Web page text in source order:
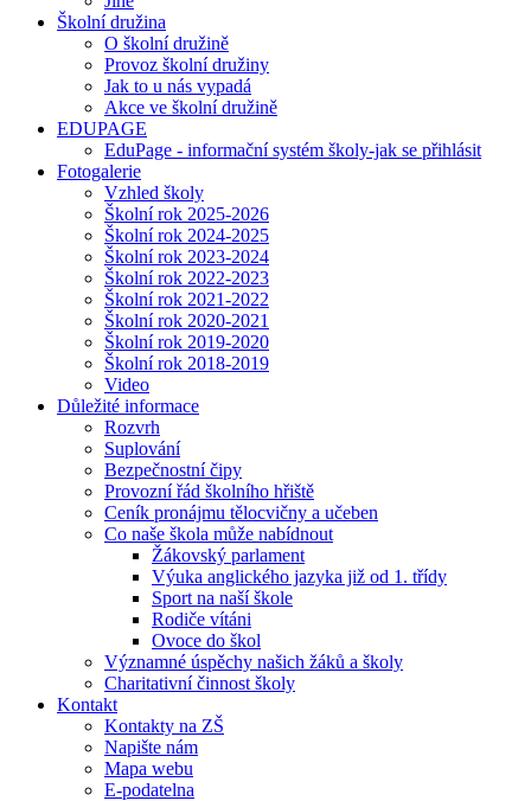
Školní družina
O školní družině
Provoz školní družiny
Jak to u nás vypadá
Akce ve školní družině
EDUPAGE
EduPage - informační systém školy-jak se přihlásit
Fotogalerie
Vzhled školy
Školní rok 2025-2026
Školní rok 2024-2025
Školní rok 2023-2024
Školní rok 2022-2023
Školní rok 2021-2022
Školní rok 2020-2021
Školní rok 2019-2020
Školní rok 2018-2019
Video
Důležité informace
Rozvrh
Suplování
Bezpečnostní čipy
Provozní řád školního hřiště
Ceník pronájmu tělocvičny a učeben
Co naše škola může nabídnout
Žákovský parlament
Výuka anglického jazyka již od 1. třídy
Sport na naší škole
Rodiče vítáni
Ovoce do škol
Významné úspěchy našich žáků a školy
Charitativní činnost školy
Kontakt
Kontakty na ZŠ
Napište nám
Mapa webu
E-podatelna